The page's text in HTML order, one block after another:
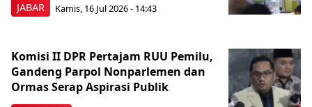
JABAR Kamis, 16 Jul 2026 - 14:43
Komisi II DPR Pertajam RUU Pemilu,
Gandeng Parpol Nonparlemen dan
Ormas Serap Aspirasi Publik